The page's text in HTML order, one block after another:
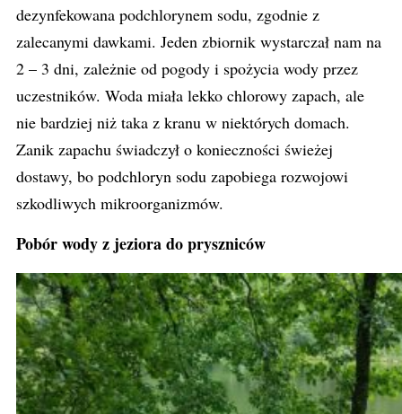
dezynfekowana podchlorynem sodu, zgodnie z
zalecanymi dawkami. Jeden zbiornik wystarczał nam na
2 – 3 dni, zależnie od pogody i spożycia wody przez
uczestników. Woda miała lekko chlorowy zapach, ale
nie bardziej niż taka z kranu w niektórych domach.
Zanik zapachu świadczył o konieczności świeżej
dostawy, bo podchloryn sodu zapobiega rozwojowi
szkodliwych mikroorganizmów.
Pobór wody z jeziora do pryszniców